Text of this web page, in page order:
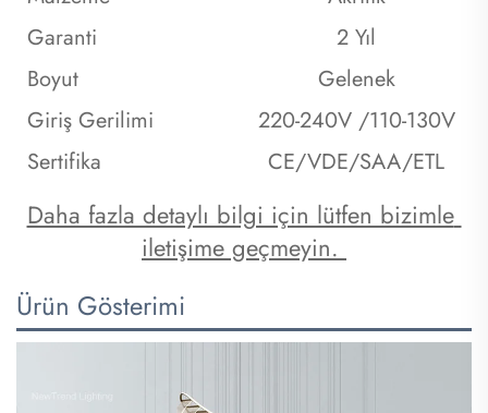
Garanti
2 Yıl
Boyut
Gelenek
Giriş Gerilimi
220-240V /110-130V
Sertifika
CE/VDE/SAA/ETL
Daha fazla detaylı bilgi için lütfen bizimle
iletişime geçmeyin.
Ürün Gösterimi